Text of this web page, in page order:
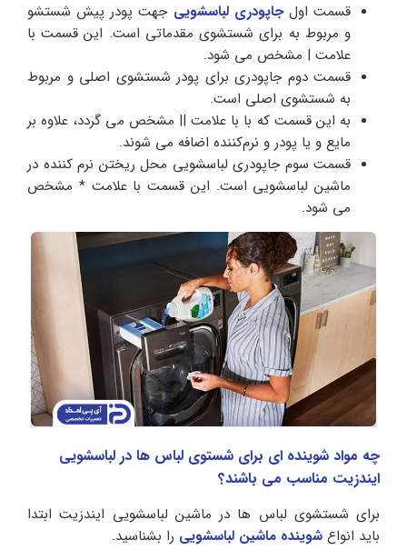
قسمت اولجاپودری لباسشویی جهت پودر پیش شستشو
و مربوط به برای شستشوی مقدماتی است. این قسمت با
علامت | مشخص می‌ شود.
قسمت دوم جاپودری برای پودر شستشوی اصلی و مربوط
به شستشوی اصلی است.
به این قسمت که با با علامت || مشخص می گردد، علاوه بر
مایع و یا پودر و نرم‌کننده اضافه می‌ شوند.
قسمت سوم جاپودری لباسشویی محل ریختن نرم کننده در
ماشین لباسشویی است. این قسمت با علامت * مشخص
می‌ شود.
چه مواد شوینده ای برای شستوی لباس ها در لباسشویی
ایندزیت مناسب می باشند؟
برای شستشوی لباس ها در ماشین لباسشویی ایندزیت ابتدا
باید انواع شوینده ماشین لباسشویی را بشناسید.